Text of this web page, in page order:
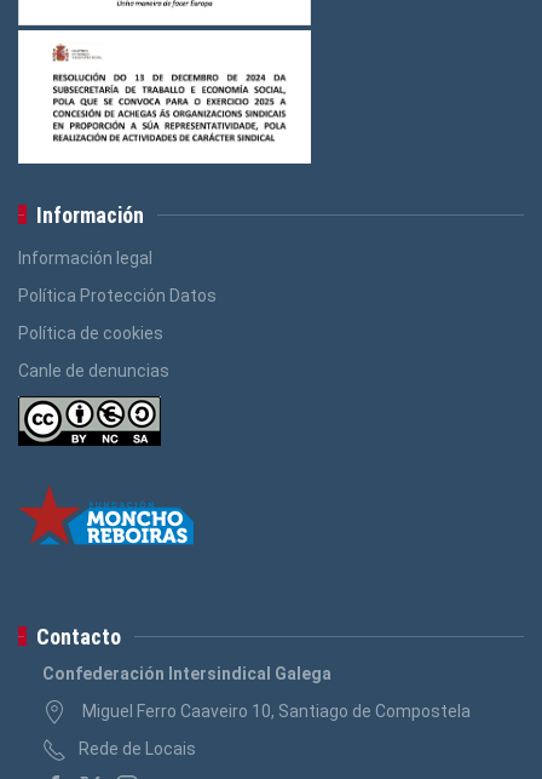
Información
Información legal
Política Protección Datos
Política de cookies
Canle de denuncias
Contacto
Confederación Intersindical Galega
Miguel Ferro Caaveiro 10, Santiago de Compostela
Rede de Locais